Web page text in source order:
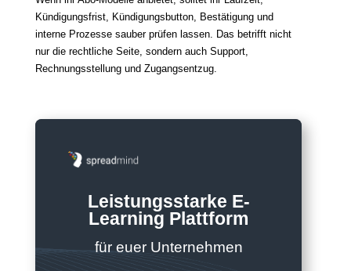
Kündigungsfrist, Kündigungsbutton, Bestätigung und
interne Prozesse sauber prüfen lassen. Das betrifft nicht
nur die rechtliche Seite, sondern auch Support,
Rechnungsstellung und Zugangsentzug.
Leistungsstarke E-
Learning Plattform
für euer Unternehmen